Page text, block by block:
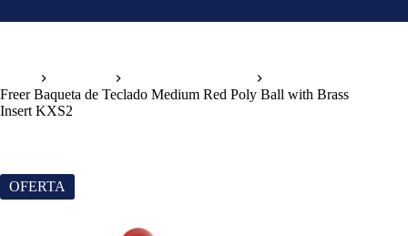
Freer Baqueta de Teclado Medium Red Poly Ball with Brass
Insert KXS2
OFERTA